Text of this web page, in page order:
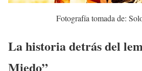
Fotografía tomada de:
La historia detrás del
Miedo”